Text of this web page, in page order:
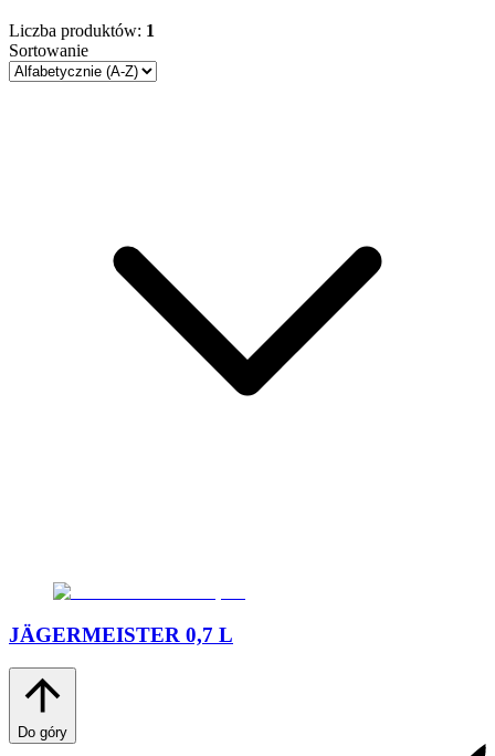
Liczba produktów: 1
Sortowanie
JÄGERMEISTER 0,7 L
Do góry